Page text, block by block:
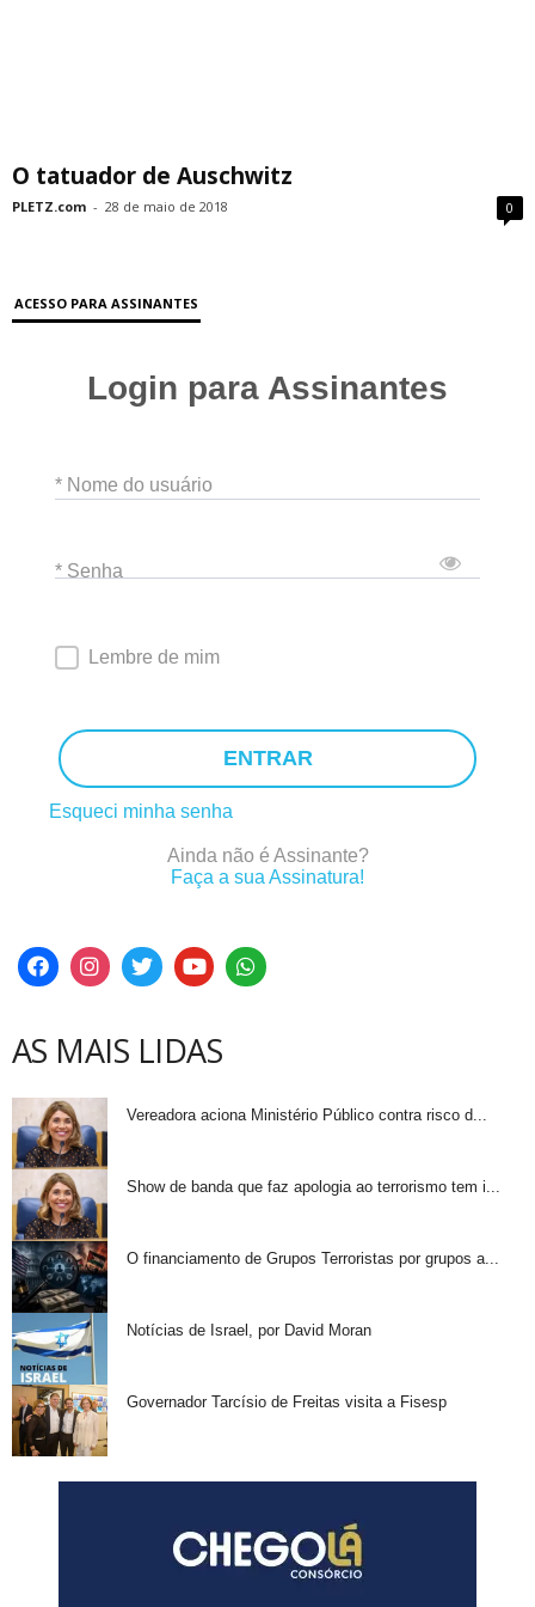
O tatuador de Auschwitz
PLETZ.com - 28 de maio de 2018 0
ACESSO PARA ASSINANTES
Login para Assinantes
* Nome do usuário
* Senha
Lembre de mim
ENTRAR
Esqueci minha senha
Ainda não é Assinante?
Faça a sua Assinatura!
AS MAIS LIDAS
Vereadora aciona Ministério Público contra risco d...
Show de banda que faz apologia ao terrorismo tem i...
O financiamento de Grupos Terroristas por grupos a...
Notícias de Israel, por David Moran
Governador Tarcísio de Freitas visita a Fisesp